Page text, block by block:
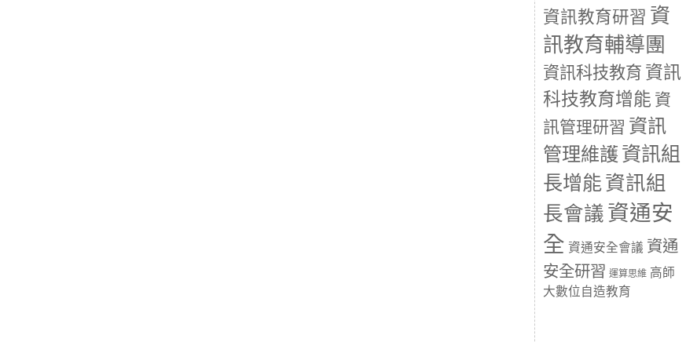
資訊教育研習 資
訊教育輔導團
資訊科技教育 資訊
科技教育增能 資
訊管理研習 資訊
管理維護 資訊組
長增能資訊組
長會議 資通安
全 資通安全會議 資通
安全研習 運算思維 高師
大數位自造教育